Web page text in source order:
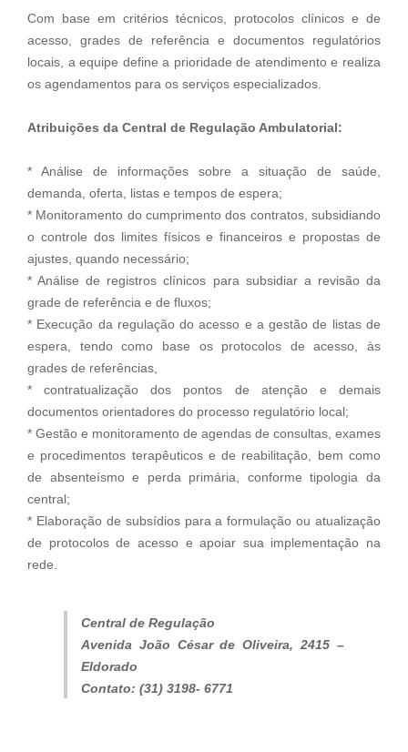
Com base em critérios técnicos, protocolos clínicos e de
acesso, grades de referência e documentos regulatórios
locais, a equipe define a prioridade de atendimento e realiza
os agendamentos para os serviços especializados.
Atribuições da Central de Regulação Ambulatorial:
* Análise de informações sobre a situação de saúde,
demanda, oferta, listas e tempos de espera;
* Monitoramento do cumprimento dos contratos, subsidiando
o controle dos limites físicos e financeiros e propostas de
ajustes, quando necessário;
* Análise de registros clínicos para subsidiar a revisão da
grade de referência e de fluxos;
* Execução da regulação do acesso e a gestão de listas de
espera, tendo como base os protocolos de acesso, às
grades de referências,
* contratualização dos pontos de atenção e demais
documentos orientadores do processo regulatório local;
* Gestão e monitoramento de agendas de consultas, exames
e procedimentos terapêuticos e de reabilitação, bem como
de absenteísmo e perda primária, conforme tipologia da
central;
* Elaboração de subsídios para a formulação ou atualização
de protocolos de acesso e apoiar sua implementação na
rede.
Central de Regulação
Avenida João César de Oliveira, 2415 –
Eldorado
Contato: (31) 3198- 6771